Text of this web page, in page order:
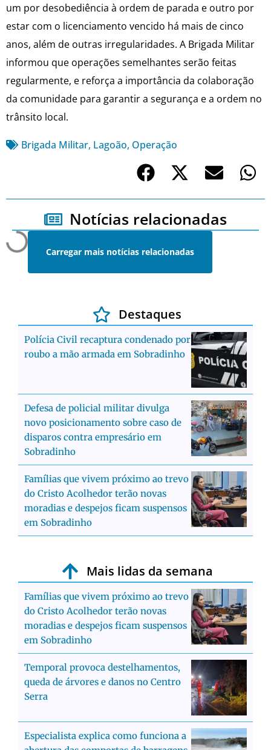
um por desobediência à ordem de parada e outro por
estar com o licenciamento vencido há mais de cinco
anos, além de outras irregularidades. A Brigada Militar
informou que operações semelhantes serão feitas
regularmente, e reforça a importância da colaboração
da comunidade para garantir a segurança e a ordem no
trânsito local.
Brigada Militar, Lagoão, Operação
Notícias relacionadas
Carregar mais notícias relacionadas
Destaques
Polícia Civil recaptura condenado por
roubo a mão armada em Sobradinho
Defesa de policial militar divulga
novo posicionamento sobre caso de
disparos contra empresário em
Sobradinho
Famílias que vivem próximo ao trevo
do Cristo Acolhedor terão novas
moradias e despejos ficam suspensos
em Sobradinho
Mais lidas da semana
Famílias que vivem próximo ao trevo
do Cristo Acolhedor terão novas
moradias e despejos ficam suspensos
em Sobradinho
Temporal provoca destelhamentos,
queda de árvores e danos no Centro
Serra
Especialista explica como funciona a